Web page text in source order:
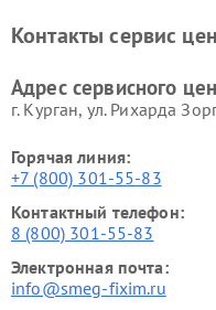
Контакты сервис
Адрес сервисного
г. Курган, ул. Рихарда
Горячая линия:
+7 (800) 301-55-83
Контактный телефон:
8 (800) 301-55-83
Электронная почта:
info@smeg-fixim.ru